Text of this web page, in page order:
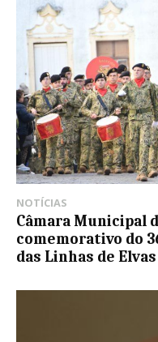
NOTÍCIAS
Câmara Municipal
comemorativo do
das Linhas de Elvas